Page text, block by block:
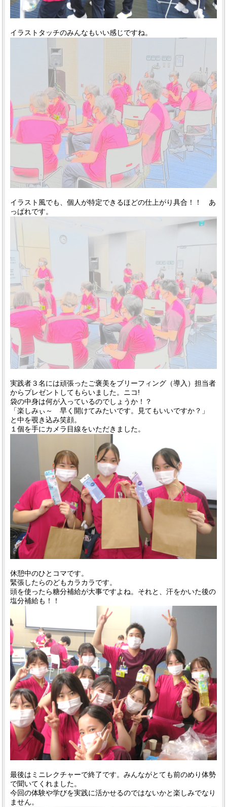
イラストタッチのみんなもいい感じですね。
イラスト風でも、個人が特定できるほどの仕上がり具合！！ あ
っぱれです。
実践者３名には頑張ったご褒美をブリーフィング（導入）担当者
からプレゼントしてもらいました。ニコ!
袋の中身は何が入っているのでしょうか！？
「楽しみぃ～ 早く開けてみたいです。見てもいいですか？」
と中を覗き込み笑顔。
１個を手にカメラ目線をいただきました。
休憩中のひとコマです。
緊張したらのどもカラカラです。
頭を使ったら糖分補給が大事ですよね。それと、汗をかいた後の
塩分補給も！！
最後はミニレクチャーで終了です。みんながとても前のめり体勢
で聞いてくれました。
今回の体験や学びを実践に活かせるのではないかと楽しみでなり
ません。